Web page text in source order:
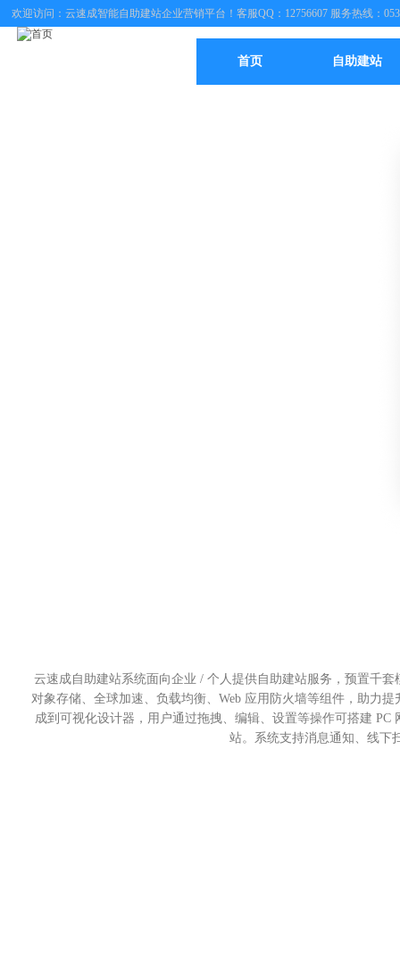
欢迎访问：云速成智能自助建站企业营销平台！客服QQ：12756607 服务热线：
首页 自助建站
云速成自助建站系统面向企业 / 个人提供自助建站服务，预置千
对象存储、全球加速、负载均衡、Web 应用防火墙等组件，助力
成到可视化设计器，用户通过拖拽、编辑、设置等操作可搭建
站。系统支持消息通知、线下